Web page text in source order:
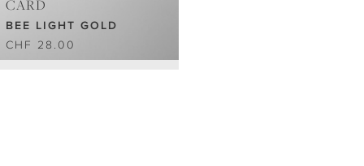
CARD
BEE LIGHT GOLD
CHF 28.00